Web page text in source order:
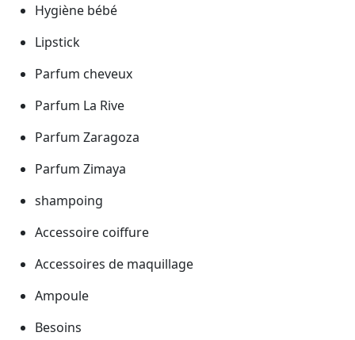
Hygiène bébé
Lipstick
Parfum cheveux
Parfum La Rive
Parfum Zaragoza
Parfum Zimaya
shampoing
Accessoire coiffure
Accessoires de maquillage
Ampoule
Besoins